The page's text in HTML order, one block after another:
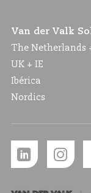
Van der Valk
The Netherlands
UK + IE
Ibérica
Nordics